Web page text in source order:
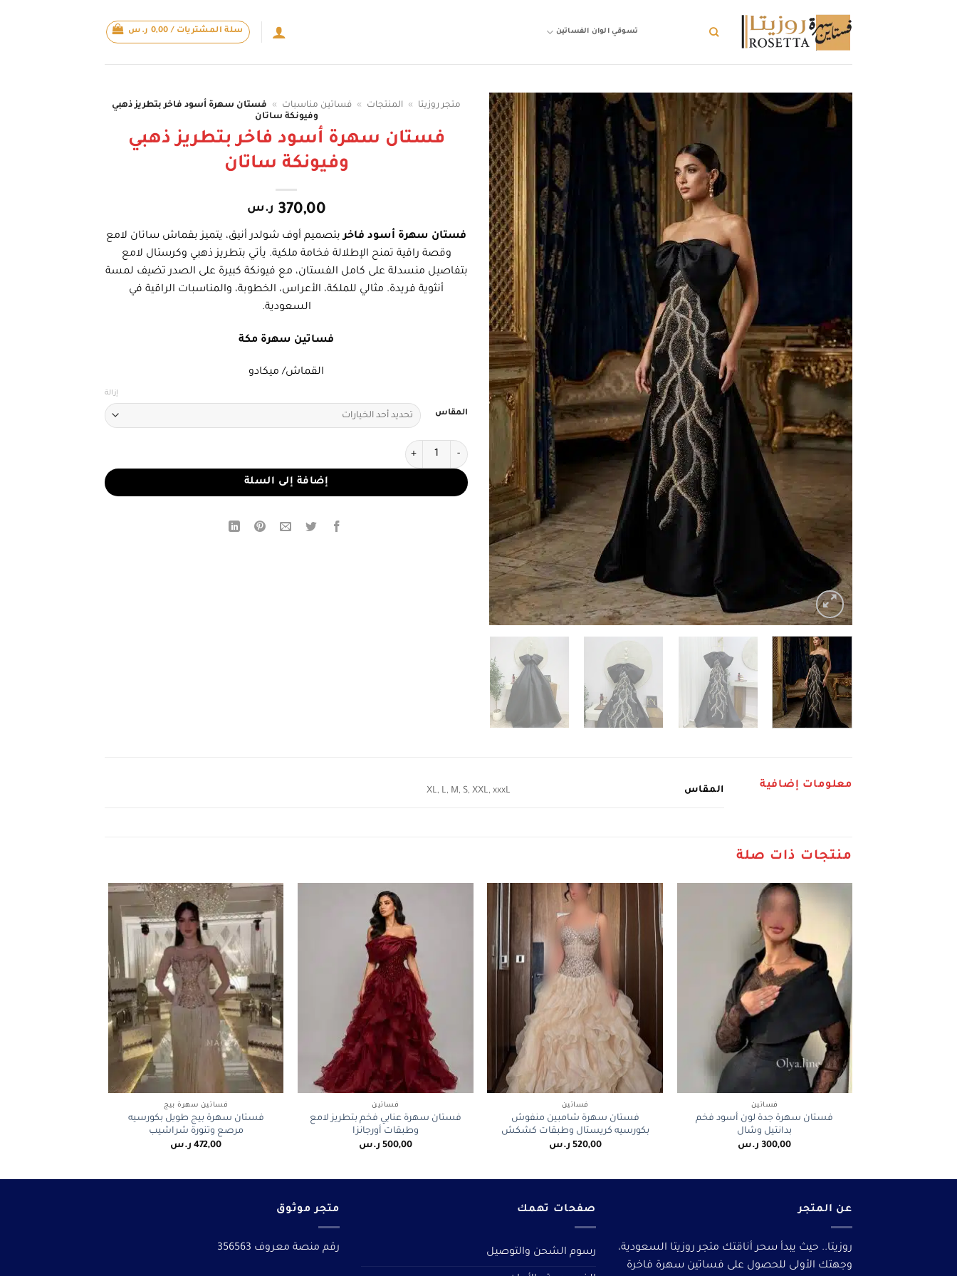
تسوقي الوان الفساتين سلة المشتريات / 0,00 ر.س
متجر روزيتا » المنتجات » فساتين مناسبات »
فستان سهرة أسود فاخر بتطريز ذهبي
وفيونكة ساتان
فستان سهرة أسود فاخر بتطريز ذهبي
وفيونكة ساتان
370,00 ر.س
فستان سهرة أسود فاخربتصميم أوف شولدر أنيق، يتميز بقماش ساتان لامع
وقصة راقية تمنح الإطلالة فخامة ملكية. يأتي بتطريز ذهبي وكرستال لامع
بتفاصيل منسدلة على كامل الفستان، مع فيونكة كبيرة على الصدر تضيف لمسة
أنثوية فريدة. مثالي للملكة، الأعراس، الخطوبة، والمناسبات الراقية في
السعودية.
فساتين سهرة مكة
القماش/ ميكادو
المقاس
إزالة
كمية فستان سهرة أسود فاخر بتطريز ذهبي وفيونكة ساتان
إضافة إلى السلة
معلومات إضافية المقاس XL, L, M, S, XXL, xxxL
منتجات ذات صلة
فساتين
فستان سهرة جدة لون أسود فخم
بدانتيل وشال
300,00 ر.س
+
فساتين
فستان سهرة شامبين منفوش
بكورسيه كريستال وطبقات كشكش
520,00 ر.س
+
فساتين
فستان سهرة عنابي فخم بتطريز لامع
وطبقات أورجانزا
500,00 ر.س
+
فساتين سهرة بيج
فستان سهرة بيج طويل بكورسيه
مرصع وتنورة شراشيب
472,00 ر.س
عن المتجر
روزيتا.. حيث يبدأ سحر أناقتك متجر روزيتا السعودية،
وجهتك الأولى للحصول على فساتين سهرة فاخرة
صفحات تهمك
رسوم الشحن والتوصيل
متجر موثوق
رقم منصة معروف 356563